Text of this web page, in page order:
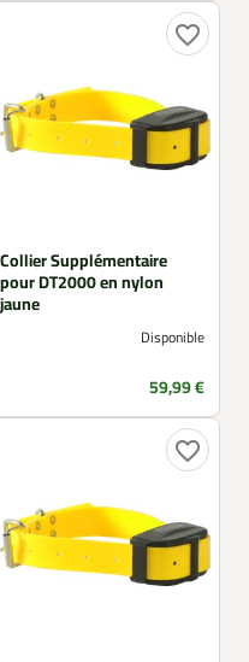
favorite_border
Collier Supplémentaire
pour DT2000 en nylon
jaune
Disponible
Prix
59,99 €
favorite_border